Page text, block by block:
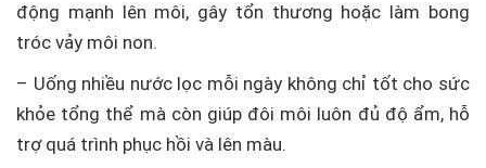
động mạnh lên môi, gây tổn thương hoặc làm bong
tróc vảy môi non.
– Uống nhiều nước lọc mỗi ngày không chỉ tốt cho sức
khỏe tổng thể mà còn giúp đôi môi luôn đủ độ ẩm, hỗ
trợ quá trình phục hồi và lên màu.